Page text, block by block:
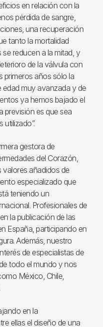
en relación con la
pérdida de sangre,
una recuperación
tanto la mortalidad
reducen a la mitad, y
de la válvula con
primeros años sólo la
muy avanzada y de
ya hemos bajado el
previsión es que sea
gestora de
del Corazón,
valores añadidos de
especializado que
teniendo un
Profesionales de
la publicación de las
España, participando en
Además, nuestro
de especialistas de
todo el mundo y nos
México, Chile,
en la
ellas el diseño de una